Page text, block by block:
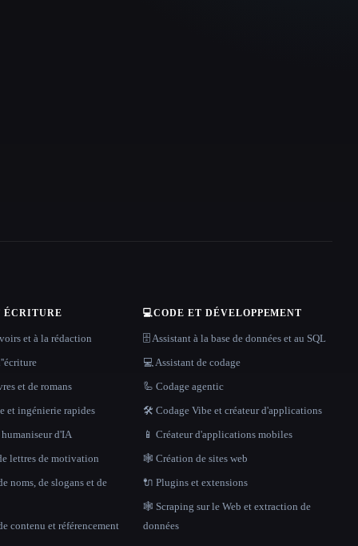
ÉCRITURE
et à la rédaction
et de romans
et ingénierie rapides
d'IA
lettres de motivation
noms, de slogans et de
contenu et référencement
💻CODE ET DÉVELOPPEMENT
🗄️ Assistant à la base de données et au SQL
💻 Assistant de codage
🦾 Codage agentic
🛠️ Codage Vibe et créateur d'applications
📱 Créateur d'applications mobiles
🕸 Création de sites web
🔌 Plugins et extensions
🕸️ Scraping sur le Web et extraction de
données